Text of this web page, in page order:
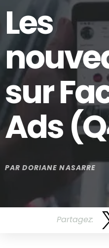
Les
sur
Ads
PARDORIANE NASARRE
Partagez: